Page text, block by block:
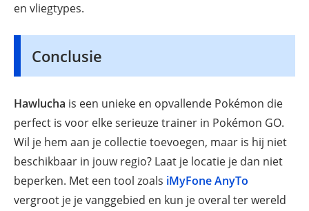
en vliegtypes.
Conclusie
Hawlucha is een unieke en opvallende Pokémon die
perfect is voor elke serieuze trainer in Pokémon GO.
Wil je hem aan je collectie toevoegen, maar is hij niet
beschikbaar in jouw regio? Laat je locatie je dan niet
beperken. Met een tool zoals iMyFone AnyTo
vergroot je je vanggebied en kun je overal ter wereld